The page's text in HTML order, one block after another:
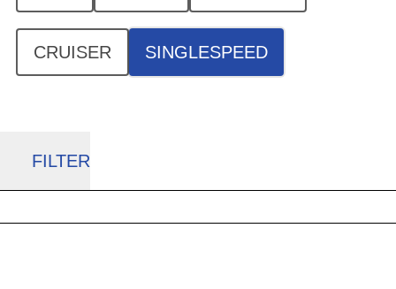
CRUISER SINGLESPEED
FILTER